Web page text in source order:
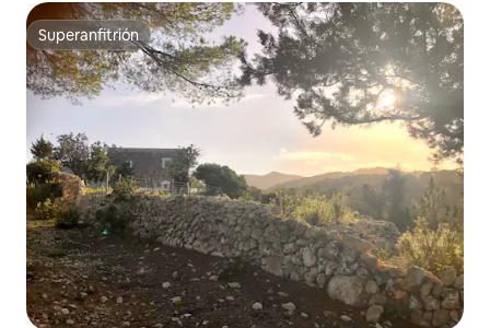
Superanfitrión
Superanfitrión